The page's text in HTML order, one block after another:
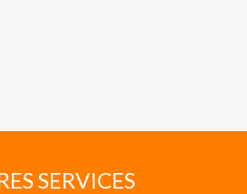
SERVICES